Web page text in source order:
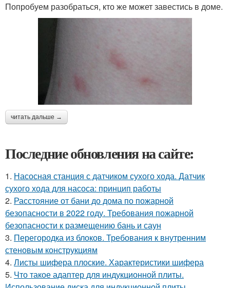
Попробуем разобраться, кто же может завестись в доме.
читать дальше →
Последние обновления на сайте:
1. Насосная станция с датчиком сухого хода. Датчик
сухого хода для насоса: принцип работы
2. Расстояние от бани до дома по пожарной
безопасности в 2022 году. Требования пожарной
безопасности к размещению бань и саун
3. Перегородка из блоков. Требования к внутренним
стеновым конструкциям
4. Листы шифера плоские. Характеристики шифера
5. Что такое адаптер для индукционной плиты.